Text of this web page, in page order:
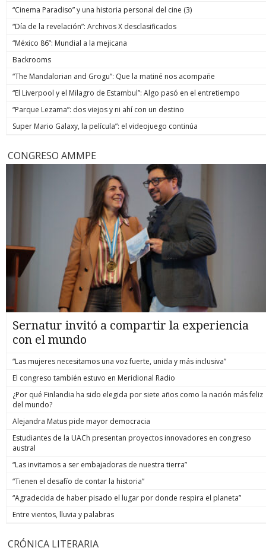
“Cinema Paradiso” y una historia personal del cine (3)
“Día de la revelación”: Archivos X desclasificados
“México 86”: Mundial a la mejicana
Backrooms
“The Mandalorian and Grogu”: Que la matiné nos acompañe
“El Liverpool y el Milagro de Estambul”: Algo pasó en el entretiempo
“Parque Lezama”: dos viejos y ni ahí con un destino
Super Mario Galaxy, la película”: el videojuego continúa
CONGRESO AMMPE
Sernatur invitó a compartir la experiencia
con el mundo
“Las mujeres necesitamos una voz fuerte, unida y más inclusiva”
El congreso también estuvo en Meridional Radio
¿Por qué Finlandia ha sido elegida por siete años como la nación más feliz
del mundo?
Alejandra Matus pide mayor democracia
Estudiantes de la UACh presentan proyectos innovadores en congreso
austral
“Las invitamos a ser embajadoras de nuestra tierra”
“Tienen el desafío de contar la historia”
“Agradecida de haber pisado el lugar por donde respira el planeta”
Entre vientos, lluvia y palabras
CRÓNICA LITERARIA